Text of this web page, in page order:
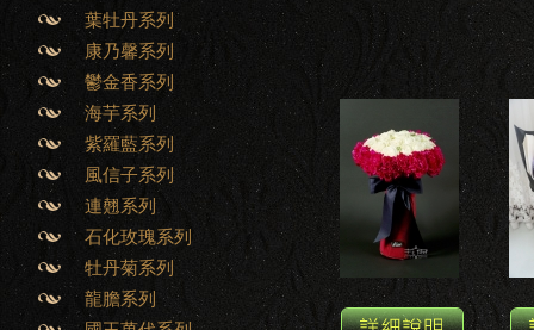
葉牡丹系列
康乃馨系列
鬱金香系列
海芋系列
紫羅藍系列
風信子系列
連翹系列
石化玫瑰系列
牡丹菊系列
龍膽系列